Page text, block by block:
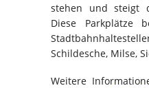
stehen und steigt
Diese Parkplätze
Schildesche, Milse,
Weitere